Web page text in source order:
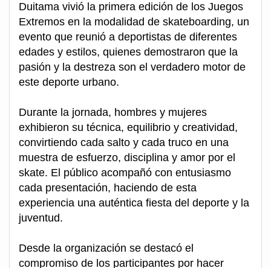
Duitama vivió la primera edición de los Juegos
Extremos en la modalidad de skateboarding, un
evento que reunió a deportistas de diferentes
edades y estilos, quienes demostraron que la
pasión y la destreza son el verdadero motor de
este deporte urbano.
Durante la jornada, hombres y mujeres
exhibieron su técnica, equilibrio y creatividad,
convirtiendo cada salto y cada truco en una
muestra de esfuerzo, disciplina y amor por el
skate. El público acompañó con entusiasmo
cada presentación, haciendo de esta
experiencia una auténtica fiesta del deporte y la
juventud.
Desde la organización se destacó el
compromiso de los participantes por hacer